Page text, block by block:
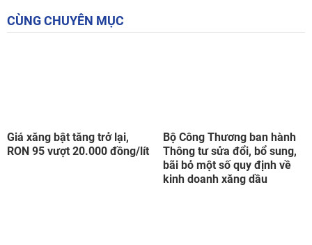
CÙNG CHUYÊN MỤC
Giá xăng bật tăng trở lại,
RON 95 vượt 20.000 đồng/lít
Bộ Công Thương ban hành
Thông tư sửa đổi, bổ sung,
bãi bỏ một số quy định về
kinh doanh xăng dầu